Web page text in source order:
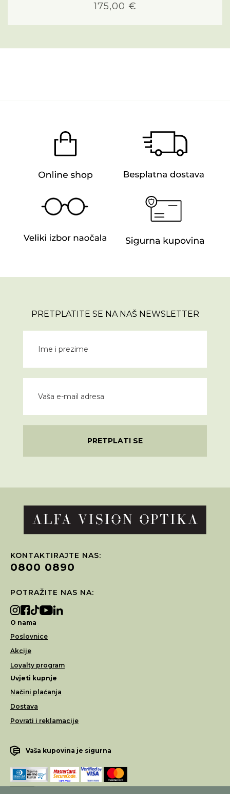
175,00 €
PRETPLATITE SE NA NAŠ NEWSLETTER
PRETPLATI SE
KONTAKTIRAJTE NAS:
0800 0890
POTRAŽITE NAS NA:
O nama
Poslovnice
Akcije
Loyalty program
Uvjeti kupnje
Načini plaćanja
Dostava
Povrati i reklamacije
Vaša kupovina je sigurna